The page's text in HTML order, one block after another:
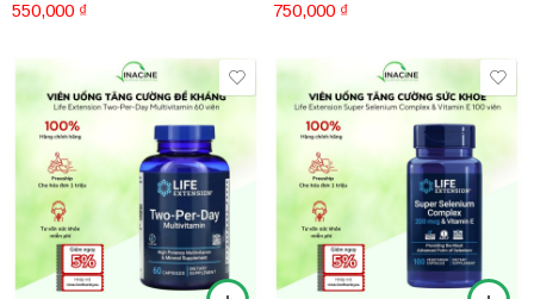
550,000 ₫ 750,000 ₫